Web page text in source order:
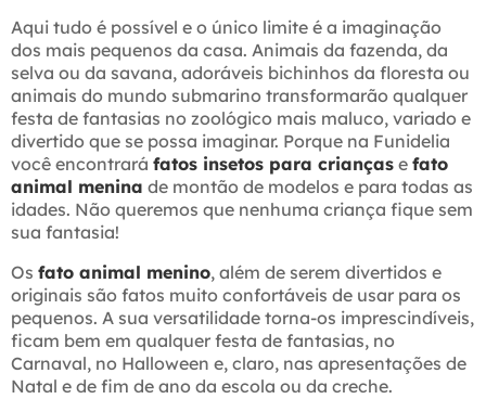
Aqui tudo é possível e o único limite é a imaginação
dos mais pequenos da casa. Animais da fazenda, da
selva ou da savana, adoráveis bichinhos da floresta ou
animais do mundo submarino transformarão qualquer
festa de fantasias no zoológico mais maluco, variado e
divertido que se possa imaginar. Porque na Funidelia
você encontrará fatos insetos para crianças e fato
animal menina de montão de modelos e para todas as
idades. Não queremos que nenhuma criança fique sem
sua fantasia!
Os fato animal menino, além de serem divertidos e
originais são fatos muito confortáveis de usar para os
pequenos. A sua versatilidade torna-os imprescindíveis,
ficam bem em qualquer festa de fantasias, no
Carnaval, no Halloween e, claro, nas apresentações de
Natal e de fim de ano da escola ou da creche.